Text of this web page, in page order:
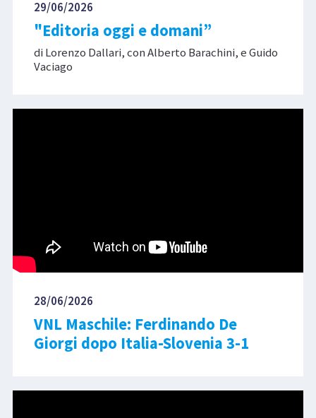
29/06/2026
"Editoria oggi e domani”
di Lorenzo Dallari, con Alberto Barachini, e Guido
Vaciago
28/06/2026
VNL Maschile: Ferdinando De
Giorgi dopo Italia-Slovenia 3-1